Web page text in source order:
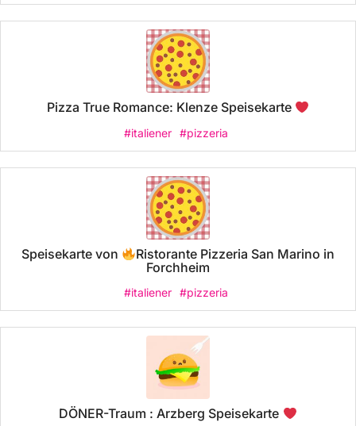
Pizza True Romance: Klenze Speisekarte
#italiener #pizzeria
Speisekarte von
Ristorante Pizzeria San Marino in
Forchheim
#italiener #pizzeria
DÖNER-Traum : Arzberg Speisekarte